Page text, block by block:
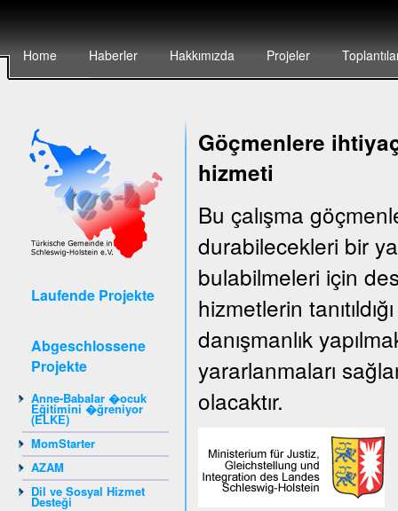
Home Haberler Hakkımızda Projeler
Laufende Projekte
Abgeschlossene
Projekte
Anne-Babalar �ocuk
Eğitimini �ğreniyor
(ELKE)
MomStarter
AZAM
Dil ve Sosyal Hizmet
Desteği
Göçmenlere
hizmeti
Bu çalışma
durabilecekleri bir
bulabilmeleri için
hizmetlerin
danışmanlık
yararlanmaları
olacaktır.